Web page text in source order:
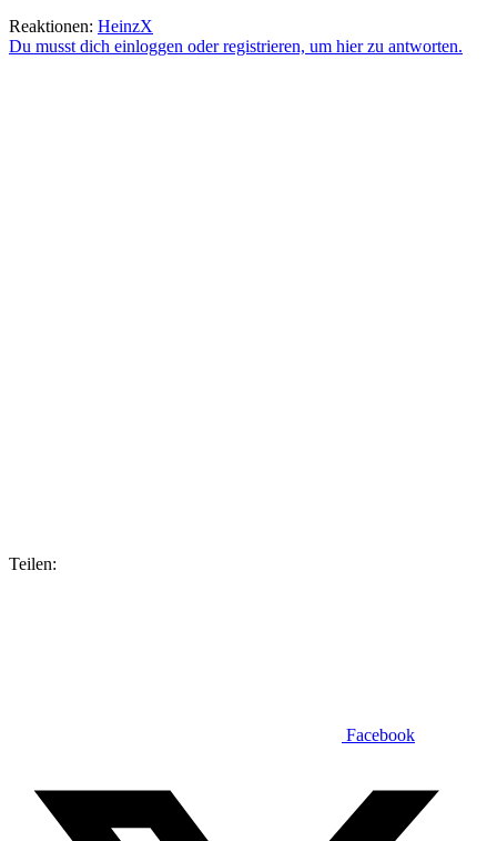
Reaktionen: HeinzX
Du musst dich einloggen oder registrieren, um hier zu antworten.
Teilen:
Facebook